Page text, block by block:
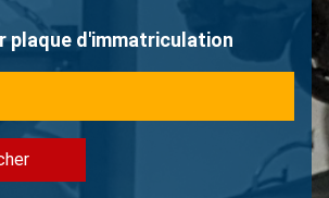
À propos de nous
Vendre une Volvo?
plaque d'immatriculation